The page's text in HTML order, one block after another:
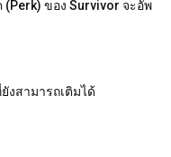
(Perk) ของ Survivor จะอัพ
งสามารถเติมได้